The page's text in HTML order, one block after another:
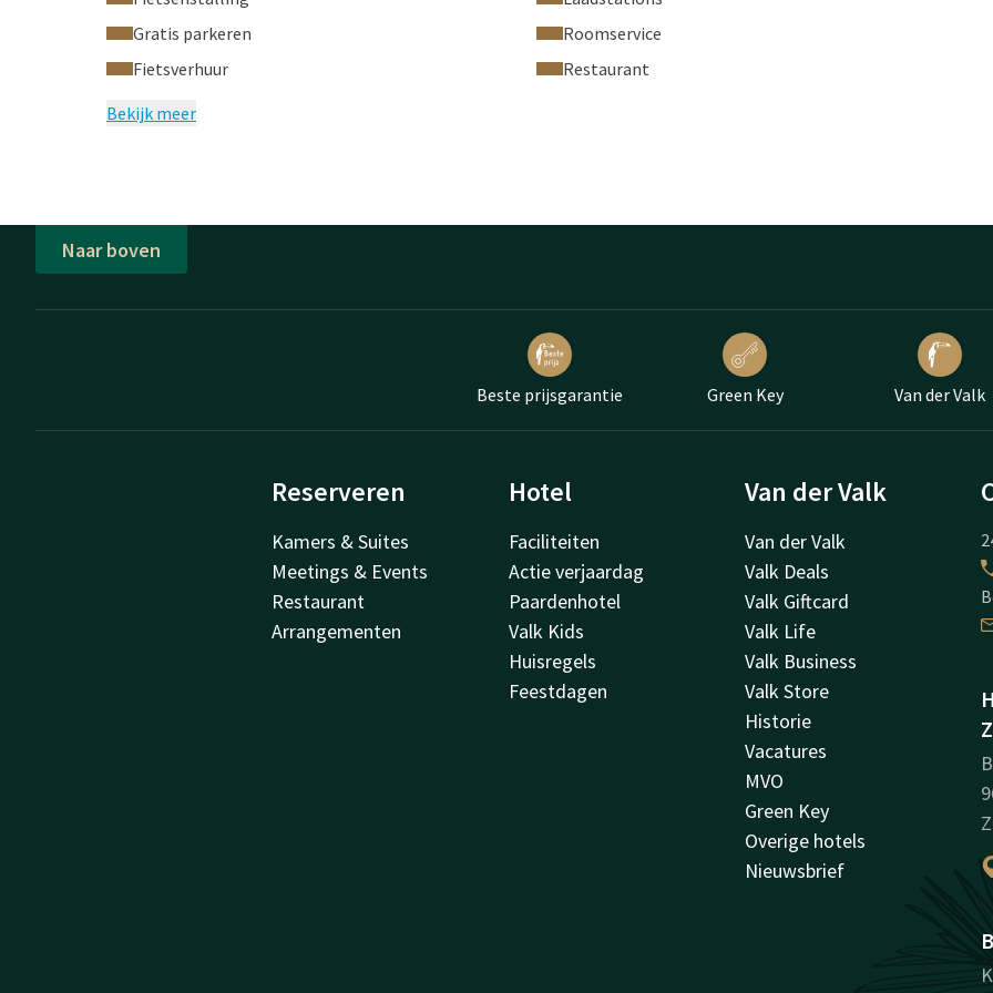
te reserveren via 0598-453787.
Tevens hebben wij ook kamers voor mindervaliden en huisdieren beschikbaar, voor de mogelijkheden kunt u ook
Gratis parkeren
Roomservice
Fietsverhuur
Restaurant
Bekijk meer
Naar boven
Beste prijsgarantie Green Key Van der Valk
Reserveren
Kamers & Suites
Meetings & Events
Restaurant
Arrangementen
Hotel
Faciliteiten
Actie verjaardag
Paardenhotel
Valk Kids
Huisregels
Feestdagen
Van der Valk
Van der Valk
Valk Deals
Valk Giftcard
Valk Life
Valk Business
Valk Store
Historie
Vacatures
MVO
Green Key
Overige hotels
Nieuwsbrief